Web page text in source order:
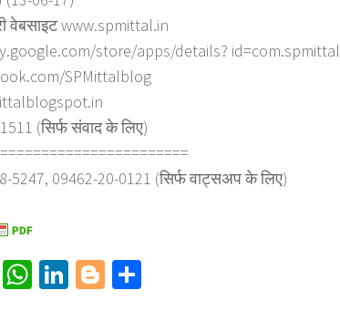
वेबसाइट www.spmittal.in
store/apps/details? id=com.spmittal
SPMittalblog
(सिर्फ संवाद के लिए)
5247, 09462-20-0121 (सिर्फ वाट्सअप के लिए)
TwitterWhatsApp
LinkedIn
Blogger